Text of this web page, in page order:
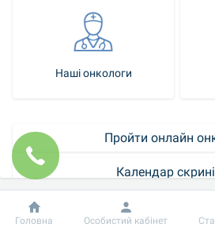
Наші онкологи
Пройти онлайн
Календар
Як стати нашим
Добробут
Інформація
Головна Особистий кабінет